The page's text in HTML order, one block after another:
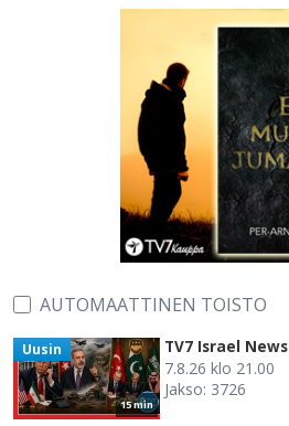
AUTOMAATTINEN TOISTO
15 min
Uusin TV7 Israel News
7.8.26 klo 21.00
Jakso: 3726